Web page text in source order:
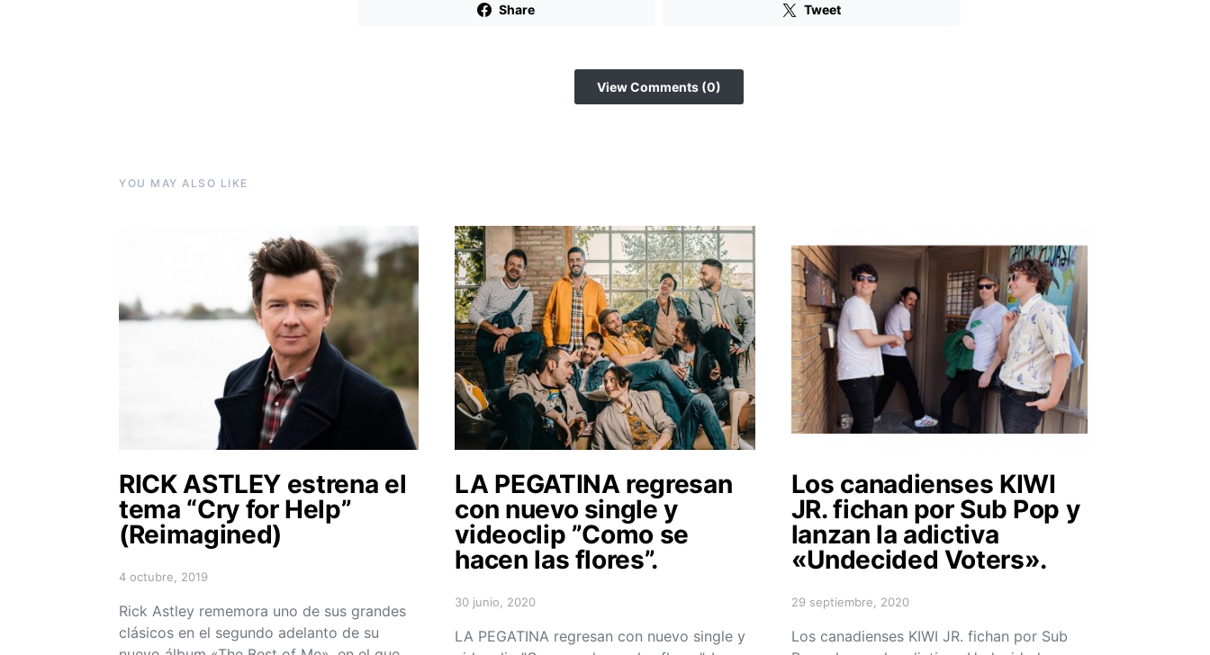
Share Tweet
View Comments (0)
YOU MAY ALSO LIKE
RICK ASTLEY estrena el
tema “Cry for Help”
(Reimagined)
Posted on
4 octubre, 2019
Rick Astley rememora uno de sus grandes
clásicos en el segundo adelanto de su
LA PEGATINA regresan
con nuevo single y
videoclip ”Como se
hacen las flores”.
Posted on
30 junio, 2020
LA PEGATINA regresan con nuevo single y
Los canadienses KIWI
JR. fichan por Sub Pop y
lanzan la adictiva
«Undecided Voters».
Posted on
29 septiembre, 2020
Los canadienses KIWI JR. fichan por Sub